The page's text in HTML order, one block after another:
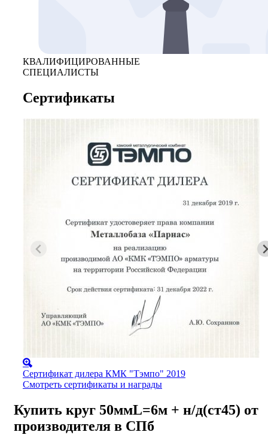
КВАЛИФИЦИРОВАННЫЕ
СПЕЦИАЛИСТЫ
Сертификаты
Сертификат дилера КМК "Тэмпо" 2019
Смотреть сертификаты и награды
Купить круг 50ммL=6м + н/д(ст45) от
производителя в СПб